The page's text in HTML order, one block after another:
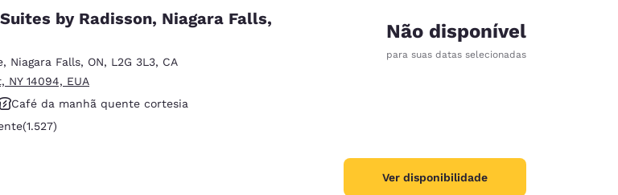
by Radisson, Niagara Falls,
, Niagara Falls, ON, L2G 3L3, CA
14094, EUA
Café da manhã quente cortesia
Excelente. 1527 avaliações
(1.527)
Não disponível
para suas datas selecionadas
Ver disponibilidade